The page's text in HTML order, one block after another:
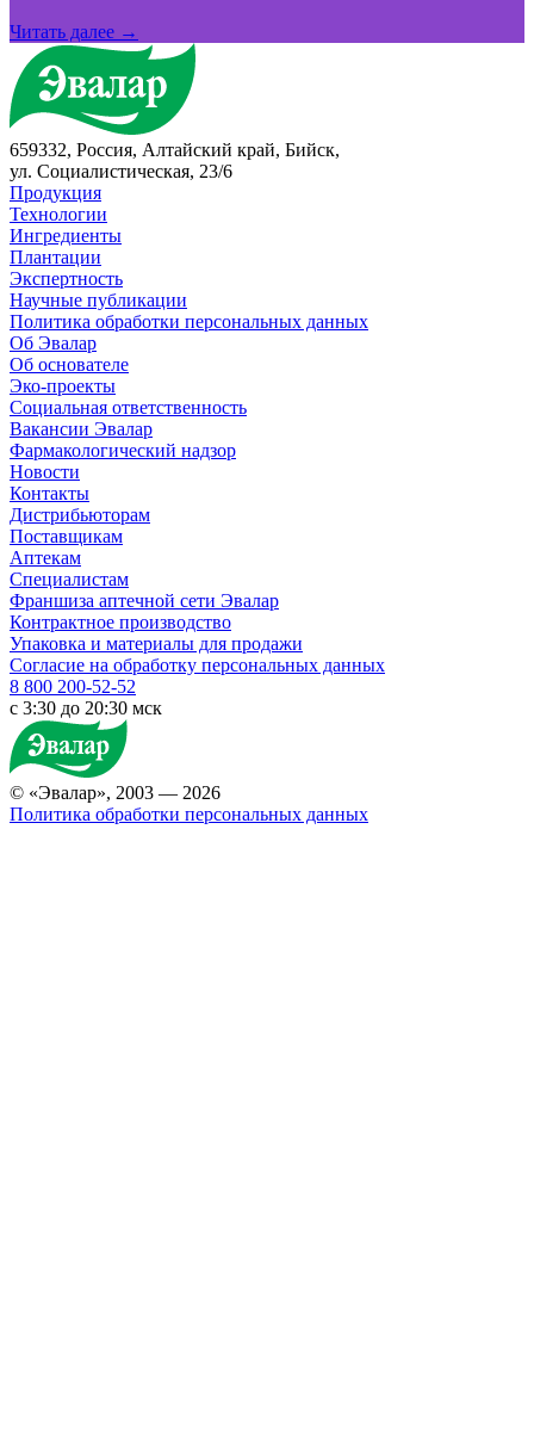
Читать далее →
659332, Россия, Алтайский край, Бийск,
ул. Социалистическая, 23/6
Продукция
Технологии
Ингредиенты
Плантации
Экспертность
Научные публикации
Политика обработки персональных данных
Об Эвалар
Об основателе
Эко-проекты
Социальная ответственность
Вакансии Эвалар
Фармакологический надзор
Новости
Контакты
Дистрибьюторам
Поставщикам
Аптекам
Специалистам
Франшиза аптечной сети Эвалар
Контрактное производство
Упаковка и материалы для продажи
Согласие на обработку персональных данных
8 800 200-52-52
c 3:30 до 20:30 мск
© «Эвалар», 2003 — 2026
Политика обработки персональных данных